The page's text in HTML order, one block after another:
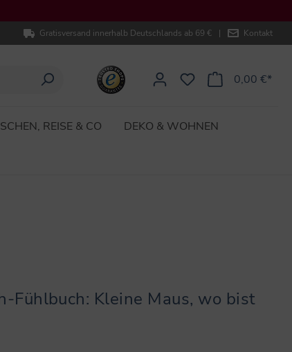
Gratisversand innerhalb Deutschlands ab 69 € | Kontakt
0,00 €*
REISE & CO
DEKO & WOHNEN
Fühlbuch: Kleine Maus, wo bist